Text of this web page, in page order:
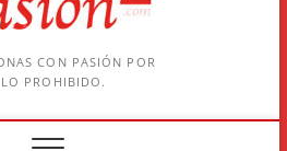
CON PASIÓN POR
PROHIBIDO.